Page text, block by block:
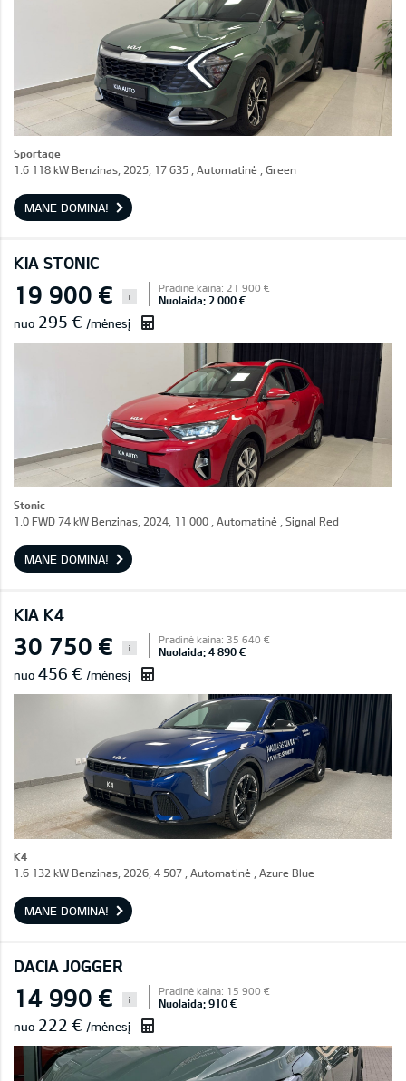
Sportage
1.6 118 kW Benzinas, 2025, 17 635 , Automatinė , Green
MANE DOMINA!
KIA STONIC
19 900 € i
Pradinė kaina: 21 900 €
Nuolaida: 2 000 €
nuo 295 € /mėnesį
Stonic
1.0 FWD 74 kW Benzinas, 2024, 11 000 , Automatinė , Signal Red
MANE DOMINA!
KIA K4
30 750 € i
Pradinė kaina: 35 640 €
Nuolaida: 4 890 €
nuo 456 € /mėnesį
K4
1.6 132 kW Benzinas, 2026, 4 507 , Automatinė , Azure Blue
MANE DOMINA!
DACIA JOGGER
14 990 € i
Pradinė kaina: 15 900 €
Nuolaida: 910 €
nuo 222 € /mėnesį